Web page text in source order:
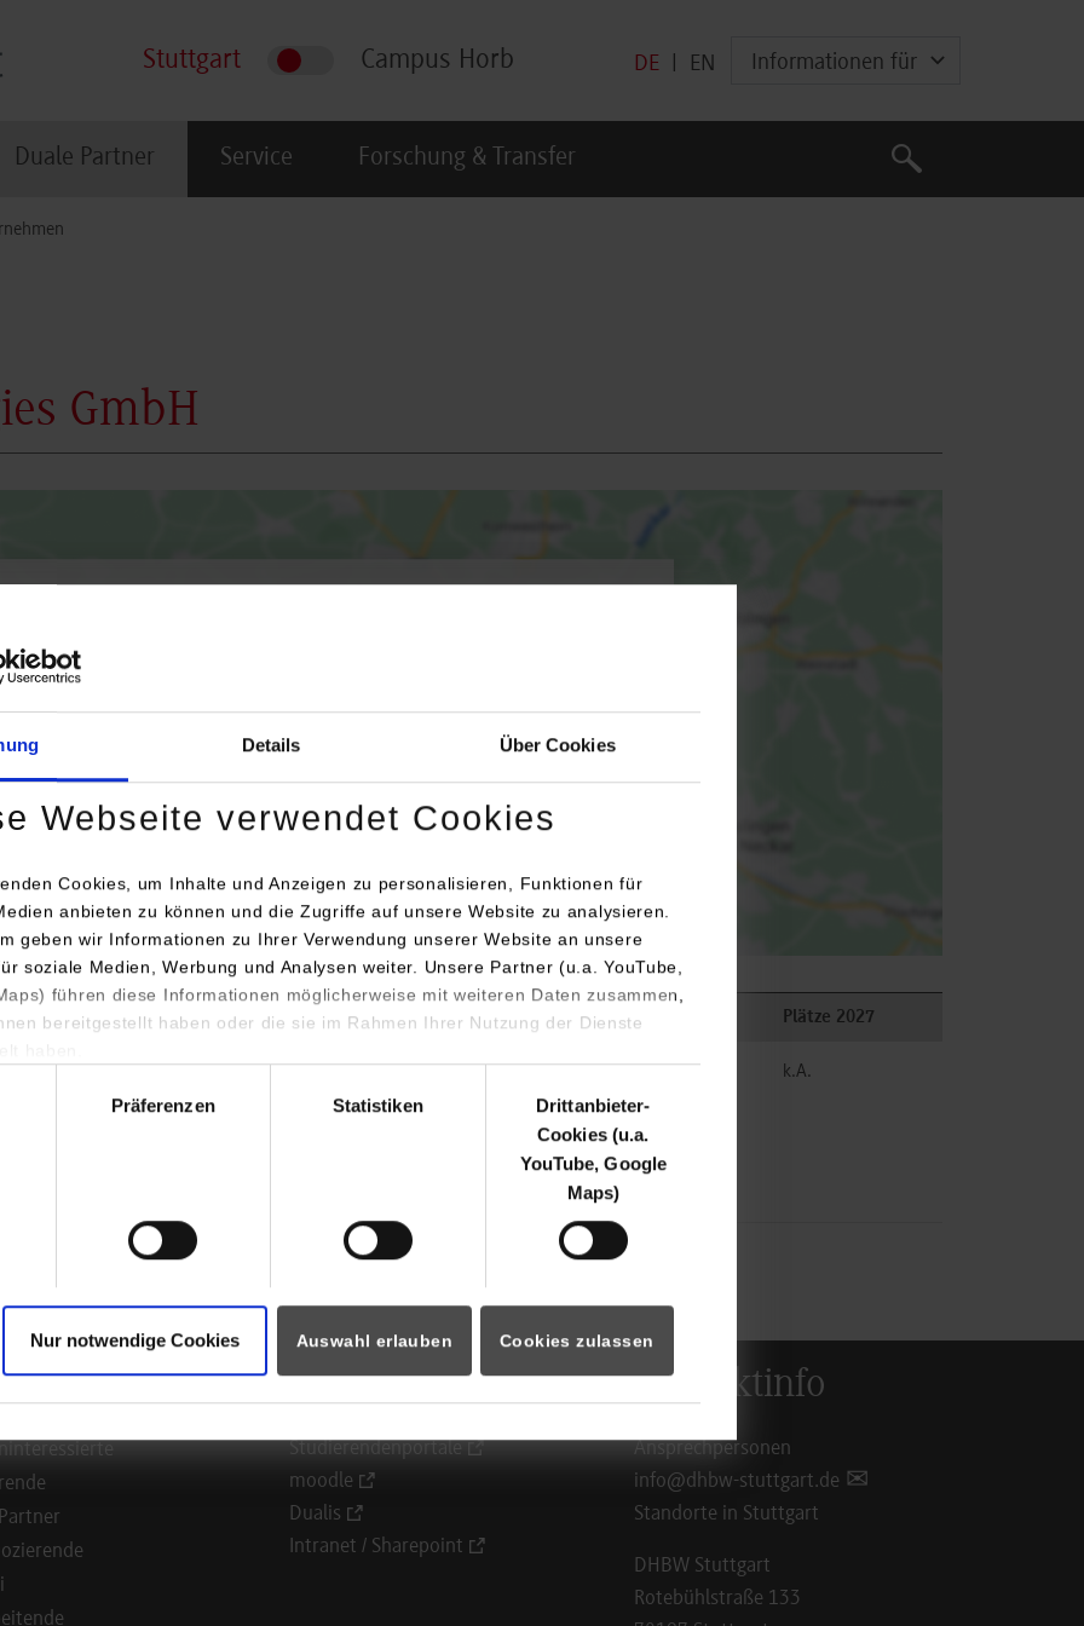
Details Über Cookies
Webseite verwendet Cookies
Cookies, um Inhalte und Anzeigen zu personalisieren, Funktionen für
anbieten zu können und die Zugriffe auf unsere Website zu analysieren.
geben wir Informationen zu Ihrer Verwendung unserer Website an unsere
soziale Medien, Werbung und Analysen weiter. Unsere Partner (u.a. YouTube,
führen diese Informationen möglicherweise mit weiteren Daten zusammen,
bereitgestellt haben oder die sie im Rahmen Ihrer Nutzung der Dienste
Präferenzen Statistiken
Drittanbieter-
Cookies (u.a.
YouTube, Google
Maps)
Nur notwendige Cookies Auswahl erlauben Cookies zulassen
Stuttgart Campus Horb DE EN Informationen für
Duale Partner Service Forschung & Transfer
Suche
Suche
GmbH
der Karte werden Daten automatisiert an Google Maps übertragen.
Dauerhaft aktivieren Einmalig aktivieren
Anschrift / Ansprechperson Bemerkungen Plätze 2026 Plätze 2027
Herrenberger Str. 56
k.A.
für Portale
Studierendenportale
moodle
Dualis
Intranet / Sharepoint
Kontaktinfo
Ansprechpersonen
info@dhbw-stuttgart.de
Standorte in Stuttgart
DHBW Stuttgart
Rotebühlstraße 133